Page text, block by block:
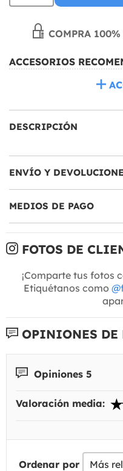
COMPRA
ACCESORIOS
DESCRIPCIÓN
ENVÍO Y
MEDIOS DE PAGO
FOTOS DE
¡Comparte tus fotos
Etiquétanos como
OPINIONES DE
Opiniones 5
Valoración media:
Ordenar por